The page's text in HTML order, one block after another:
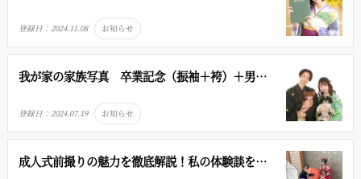
登録日： 2024.11.08 お知らせ
我が家の家族写真 卒業記念（振袖＋袴）＋男性
登録日： 2024.07.19 お知らせ
成人式前撮りの魅力を徹底解説！私の体験談をシ